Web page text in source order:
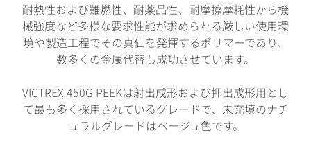
耐熱性および難燃性、耐薬品性、耐摩擦摩耗性から機
械強度など多様な要求性能が求められる厳しい使用環
境や製造工程でその真価を発揮するポリマーであり、
数多くの金属代替も成功させています。
VICTREX 450G PEEKは射出成形および押出成形用とし
て最も多く採用されているグレードで、未充填のナチ
ュラルグレードはベージュ色です。